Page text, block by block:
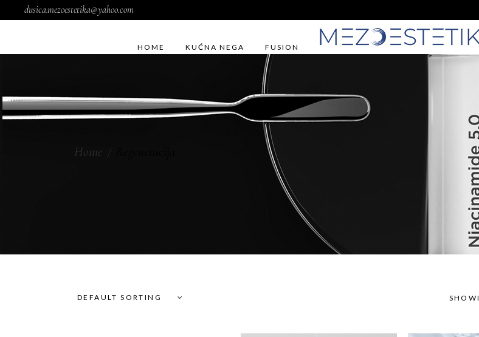
dusica.mezoestetika@yahoo.com
HOME KUĆNA NEGA FUSION
Home
DEFAULT SORTING